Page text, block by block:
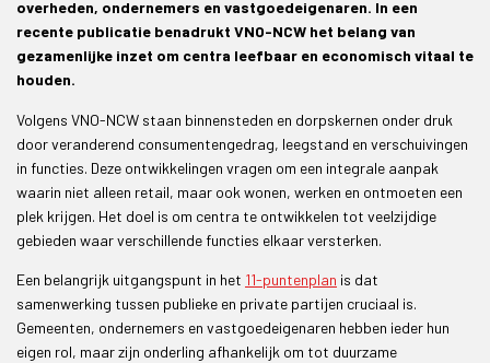
overheden, ondernemers en vastgoedeigenaren. In een
recente publicatie benadrukt VNO-NCW het belang van
gezamenlijke inzet om centra leefbaar en economisch vitaal te
houden.
Volgens VNO-NCW staan binnensteden en dorpskernen onder druk
door veranderend consumentengedrag, leegstand en verschuivingen
in functies. Deze ontwikkelingen vragen om een integrale aanpak
waarin niet alleen retail, maar ook wonen, werken en ontmoeten een
plek krijgen. Het doel is om centra te ontwikkelen tot veelzijdige
gebieden waar verschillende functies elkaar versterken.
Een belangrijk uitgangspunt in het 11-puntenplan is dat
samenwerking tussen publieke en private partijen cruciaal is.
Gemeenten, ondernemers en vastgoedeigenaren hebben ieder hun
eigen rol, maar zijn onderling afhankelijk om tot duurzame